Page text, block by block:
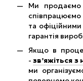
Ми продаємо
та
гарантія
Якщо в
-зв’яжіться з
ми